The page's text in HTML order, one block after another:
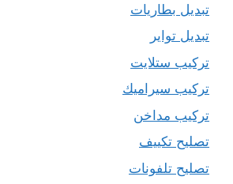
تبديل بطاريات
تبديل تواير
تركيب ستلايت
تركيب سيراميك
تركيب مداخن
تصليح تكييف
تصليح تلفونات